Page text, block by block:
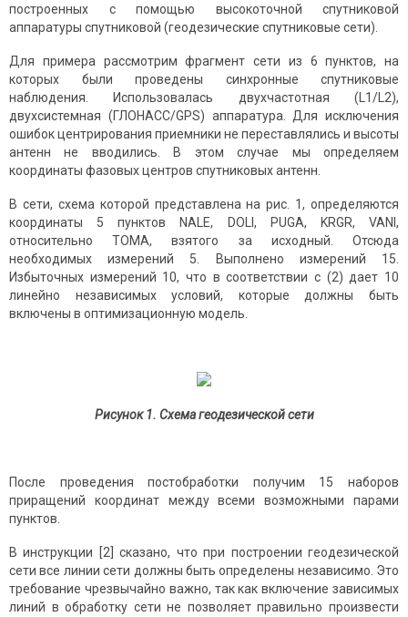
построенных с помощью высокоточной спутниковой
аппаратуры спутниковой (геодезические спутниковые сети).
Для примера рассмотрим фрагмент сети из 6 пунктов, на
которых были проведены синхронные спутниковые
наблюдения. Использовалась двухчастотная (L1/L2),
двухсистемная (ГЛОНАСС/GPS) аппаратура. Для исключения
ошибок центрирования приемники не переставлялись и высоты
антенн не вводились. В этом случае мы определяем
координаты фазовых центров спутниковых антенн.
В сети, схема которой представлена на рис. 1, определяются
координаты 5 пунктов NALE, DOLI, PUGA, KRGR, VANI,
относительно TOMA, взятого за исходный. Отсюда
необходимых измерений 5. Выполнено измерений 15.
Избыточных измерений 10, что в соответствии с (2) дает 10
линейно независимых условий, которые должны быть
включены в оптимизационную модель.
Рисунок 1. Схема геодезической сети
После проведения постобработки получим 15 наборов
приращений координат между всеми возможными парами
пунктов.
В инструкции [2] сказано, что при построении геодезической
сети все линии сети должны быть определены независимо. Это
требование чрезвычайно важно, так как включение зависимых
линий в обработку сети не позволяет правильно произвести